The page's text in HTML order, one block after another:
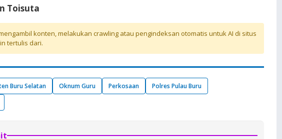
Toisuta
konten, melakukan crawling atau pengindeksan otomatis untuk AI di situs
tertulis dari.
Buru Selatan Oknum Guru Perkosaan
Polres Pulau Buru